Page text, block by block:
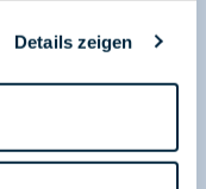
Details zeigen